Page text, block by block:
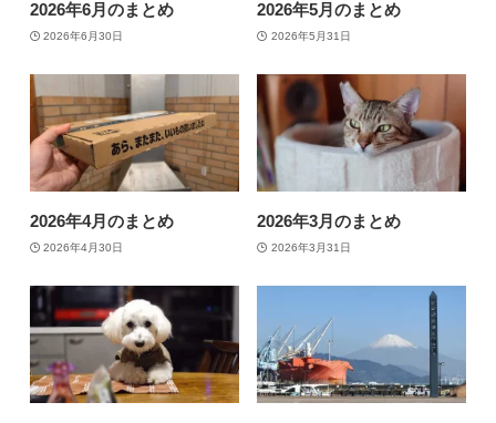
2026年6月のまとめ
2026年6月30日
2026年5月のまとめ
2026年5月31日
2026年4月のまとめ
2026年4月30日
2026年3月のまとめ
2026年3月31日